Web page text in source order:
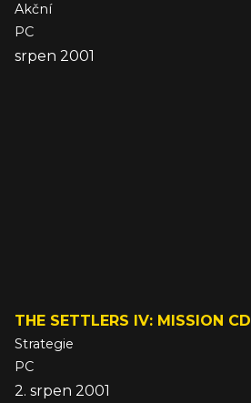
Akční
PC
srpen 2001
THE SETTLERS IV: MISSION CD
Strategie
PC
2. srpen 2001